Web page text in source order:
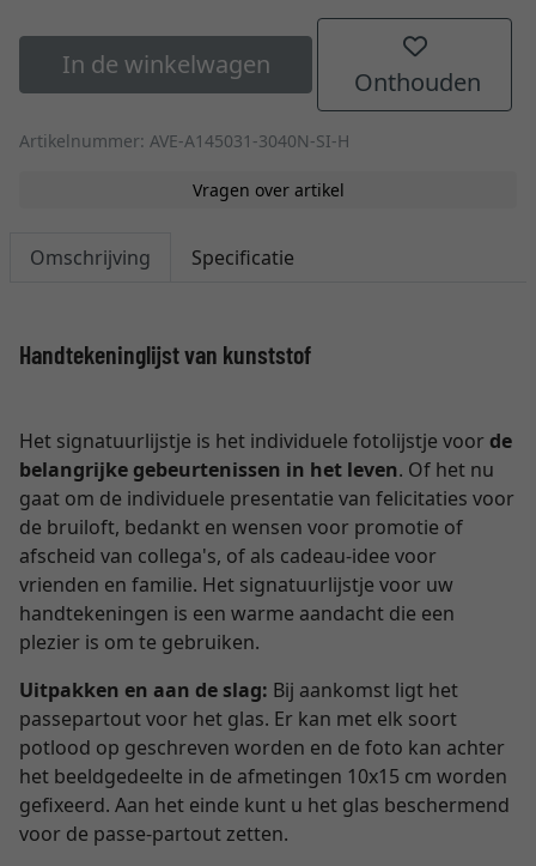
In de winkelwagen
Onthouden
Artikelnummer: AVE-A145031-3040N-SI-H
Vragen over artikel
Omschrijving Specificatie
Handtekeninglijst van kunststof
Het signatuurlijstje is het individuele fotolijstje voorde
belangrijke gebeurtenissen in het leven. Of het nu
gaat om de individuele presentatie van felicitaties voor
de bruiloft, bedankt en wensen voor promotie of
afscheid van collega's, of als cadeau-idee voor
vrienden en familie. Het signatuurlijstje voor uw
handtekeningen is een warme aandacht die een
plezier is om te gebruiken.
Uitpakken en aan de slag: Bij aankomst ligt het
passepartout voor het glas. Er kan met elk soort
potlood op geschreven worden en de foto kan achter
het beeldgedeelte in de afmetingen 10x15 cm worden
gefixeerd. Aan het einde kunt u het glas beschermend
voor de passe-partout zetten.